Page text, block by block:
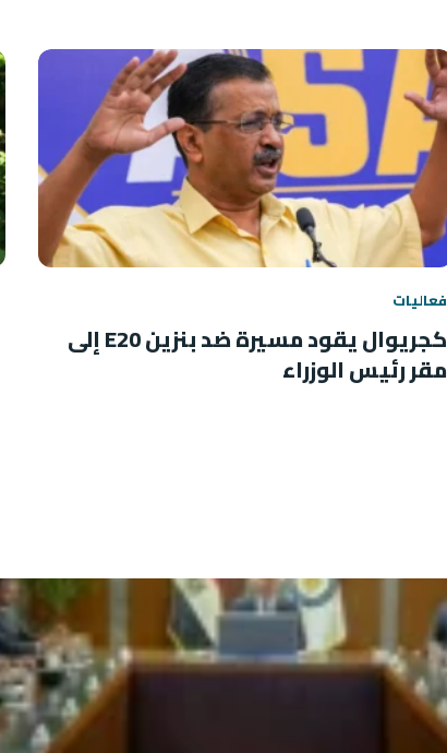
فعاليات
كجريوال يقود مسيرة ضد بنزين E20 إلى
مقر رئيس الوزراء